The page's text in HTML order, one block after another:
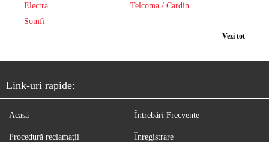
Electra
Telcoma / Cardin
Somfi
Vezi tot
Link-uri rapide:
Acasă
Procedură reclamaţii
Întrebări Frecvente
Înregistrare